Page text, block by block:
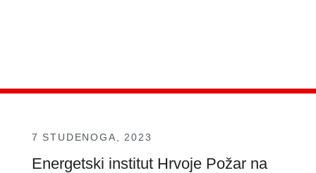
7 STUDENOGA, 2023
Energetski institut Hrvoje Požar na